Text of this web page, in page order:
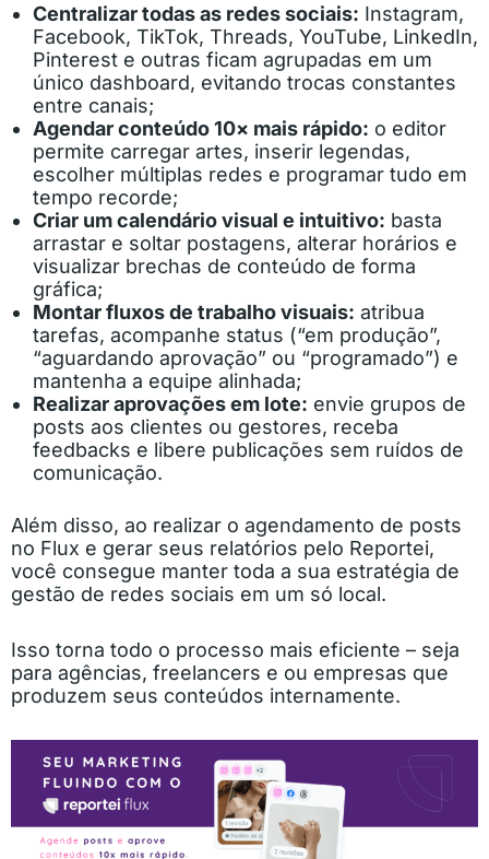
Centralizar todas as redes sociais: Instagram,
Facebook, TikTok, Threads, YouTube, LinkedIn,
Pinterest e outras ficam agrupadas em um
único dashboard, evitando trocas constantes
entre canais;
Agendar conteúdo 10× mais rápido: o editor
permite carregar artes, inserir legendas,
escolher múltiplas redes e programar tudo em
tempo recorde;
Criar um calendário visual e intuitivo: basta
arrastar e soltar postagens, alterar horários e
visualizar brechas de conteúdo de forma
gráfica;
Montar fluxos de trabalho visuais: atribua
tarefas, acompanhe status (“em produção”,
“aguardando aprovação” ou “programado”) e
mantenha a equipe alinhada;
Realizar aprovações em lote: envie grupos de
posts aos clientes ou gestores, receba
feedbacks e libere publicações sem ruídos de
comunicação.
Além disso, ao realizar o agendamento de posts
no Flux e gerar seus relatórios pelo Reportei,
você consegue manter toda a sua estratégia de
gestão de redes sociais em um só local.
Isso torna todo o processo mais eficiente – seja
para agências, freelancers e ou empresas que
produzem seus conteúdos internamente.